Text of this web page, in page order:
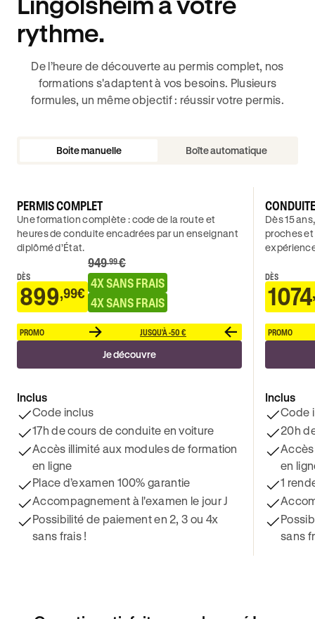
rythme.
De l’heure de découverte au permis complet, nos
formations s'adaptent à vos besoins. Plusieurs
formules, un même objectif : réussir votre permis.
Boite manuelle Boîte automatique
PERMIS COMPLET
Une formation complète : code de la route et
heures de conduite encadrées par un enseignant
diplômé d’État.
DÈS
899,99€
949 .99€
4X SANS FRAIS
4X SANS FRAIS
PROMO JUSQU'À -50 €
Je découvre
Inclus
Code inclus
17h de cours de conduite en voiture
Accès illimité aux modules de formation
en ligne
Place d’examen 100% garantie
Accompagnement à l'examen le jour J
Possibilité de paiement en 2, 3 ou 4x
sans frais !
Dès 15
proches
DÈS
1074
PROMO
Inclus
Code
20h
en
1
sans